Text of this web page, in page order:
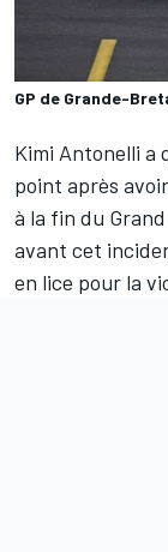
GP de Grande-
Kimi Antonelli a
point après
à la fin du
avant cet
en lice pour la